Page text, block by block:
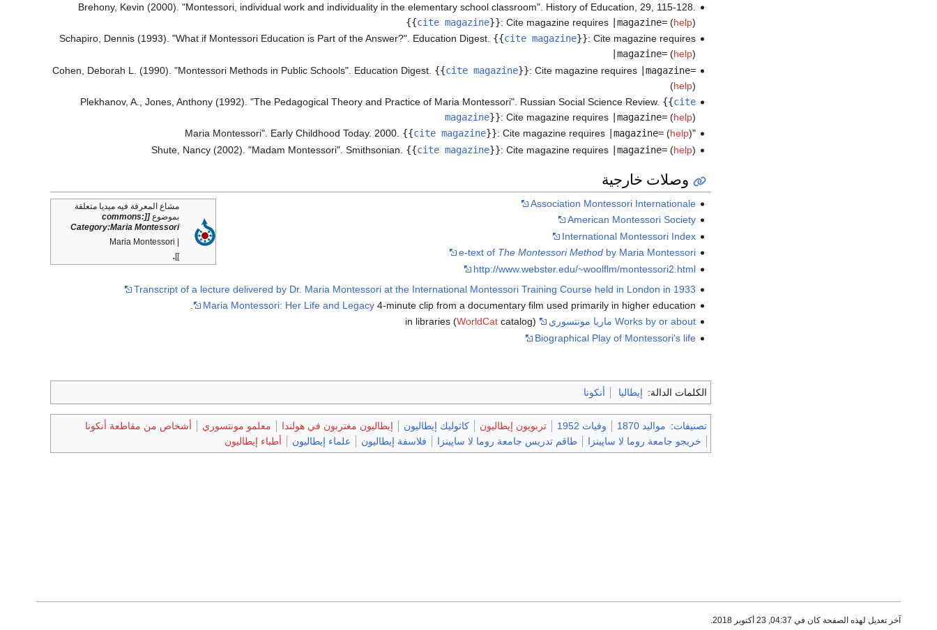
Brehony, Kevin (2000). "Montessori, individual work and individuality in the elementary school classroom". History of Education, 29, 115-128.
{{cite magazine}}: Cite magazine requires |magazine=(help)
Schapiro, Dennis (1993). "What if Montessori Education is Part of the Answer?". Education Digest. {{cite magazine}}: Cite magazine requires
|magazine=(help)
Cohen, Deborah L. (1990). "Montessori Methods in Public Schools". Education Digest. {{cite magazine}}: Cite magazine requires |magazine=
(help)
Plekhanov, A., Jones, Anthony (1992). "The Pedagogical Theory and Practice of Maria Montessori". Russian Social Science Review. {{cite
magazine}}: Cite magazine requires |magazine=(help)
"Maria Montessori". Early Childhood Today. 2000.
{{cite magazine}}: Cite magazine requires |magazine=(help)
Shute, Nancy (2002). "Madam Montessori". Smithsonian.
{{cite magazine}}: Cite magazine requires |magazine=(help)
وصلات خارجية
مشاع المعرفة فيه ميديا متعلقة
بموضوع [[commons:
Category:Maria Montessori
]]
.
Association Montessori Internationale
American Montessori Society
International Montessori Index
e-text of The Montessori Methodby Maria Montessori
http://www.webster.edu/~woolflm/montessori2.html
Transcript of a lecture delivered by Dr. Maria Montessori at the International Montessori Training Course held in London in 1933
Maria Montessori: Her Life and Legacy4-minute clip from a documentary film used primarily in higher education.
Works by or about ماريا مونتسوري
WorldCatcatalog)
Biographical Play of Montessori's life
الكلمات الدالة: إيطاليا أنكونا
تصنيفات: مواليد 1870 وفيات 1952 تربويون إيطاليون كاثوليك إيطاليون إيطاليون مغتربون في هولندا معلمو مونتسوري
أشخاص من مقاطعة أنكونا
خريجو جامعة روما لا ساپينزا
طاقم تدريس جامعة روما لا ساپينزا فلاسفة إيطاليون علماء إيطاليون أطباء إيطاليون
آخر تعديل لهذه الصفحة كان في 04:37, 23 أكتوبر 2018.